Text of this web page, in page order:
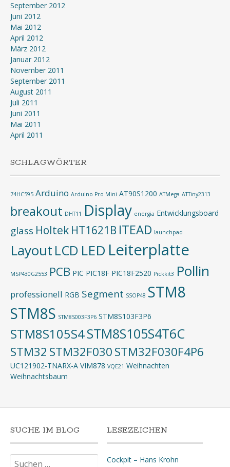
September 2012
Juni 2012
Mai 2012
April 2012
März 2012
Januar 2012
November 2011
September 2011
August 2011
Juli 2011
Juni 2011
Mai 2011
April 2011
SCHLAGWÖRTER
74HC595 Arduino Arduino Pro Mini AT90S1200 ATMega ATTiny2313
breakout DHT11 Display energia Entwicklungsboard
glass Holtek HT1621B ITEAD launchpad
Layout LCD LED Leiterplatte
MSP430G2553 PCB PIC PIC18F PIC18F2520 Pickkit3 Pollin
professionell RGB Segment SSOP48 STM8
STM8S STM8S003F3P6 STM8S103F3P6
STM8S105S4STM8S105S4T6C
STM32 STM32F030STM32F030F4P6
UC121902-TNARX-A VIM878 VQE21 Weihnachten
Weihnachtsbaum
SUCHE IM BLOG LESEZEICHEN
Cockpit – Hans Krohn